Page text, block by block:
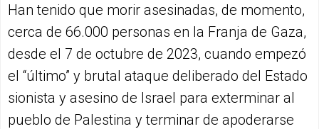
Han tenido que morir asesinadas, de momento,
cerca de 66.000 personas en la Franja de Gaza,
desde el 7 de octubre de 2023, cuando empezó
el “último” y brutal ataque deliberado del Estado
sionista y asesino de Israel para exterminar al
pueblo de Palestina y terminar de apoderarse